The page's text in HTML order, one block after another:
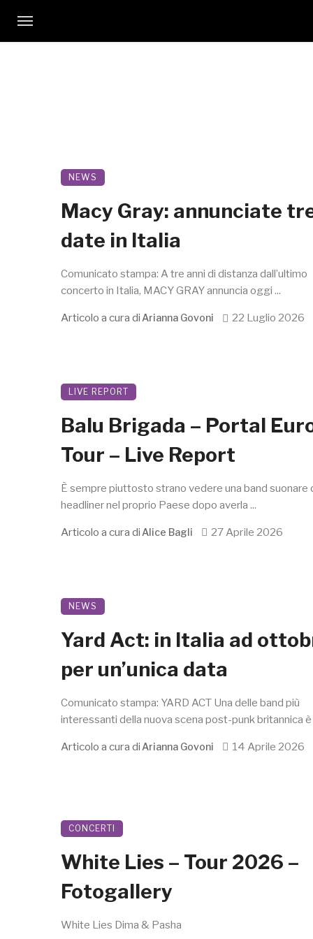
NEWS
Macy Gray: annunciate
date in Italia
Comunicato stampa: A tre anni di distanza dall’ultimo
concerto in Italia, MACY GRAY annuncia oggi ...
Articolo a cura di Arianna Govoni 22 Luglio 2026
LIVE REPORT
Balu Brigada – Portal
Tour – Live Report
È sempre piuttosto strano vedere una band suonare
headliner nel proprio Paese dopo averla ...
Articolo a cura di Alice Bagli 27 Aprile 2026
NEWS
Yard Act: in Italia ad
per un’unica data
Comunicato stampa: YARD ACT Una delle band più
interessanti della nuova scena post-punk britannica è
Articolo a cura di Arianna Govoni 14 Aprile 2026
CONCERTI
White Lies – Tour 2026 –
Fotogallery
White Lies Dima & Pasha